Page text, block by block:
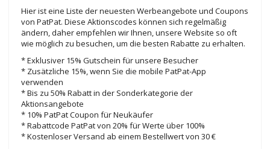
Hier ist eine Liste der neuesten Werbeangebote und Coupons
von PatPat. Diese Aktionscodes können sich regelmäßig
ändern, daher empfehlen wir Ihnen, unsere Website so oft
wie möglich zu besuchen, um die besten Rabatte zu erhalten.
* Exklusiver 15% Gutschein für unsere Besucher
* Zusätzliche 15%, wenn Sie die mobile PatPat-App
verwenden
* Bis zu 50% Rabatt in der Sonderkategorie der
Aktionsangebote
* 10% PatPat Coupon für Neukäufer
* Rabattcode PatPat von 20% für Werte über 100%
* Kostenloser Versand ab einem Bestellwert von 30 €